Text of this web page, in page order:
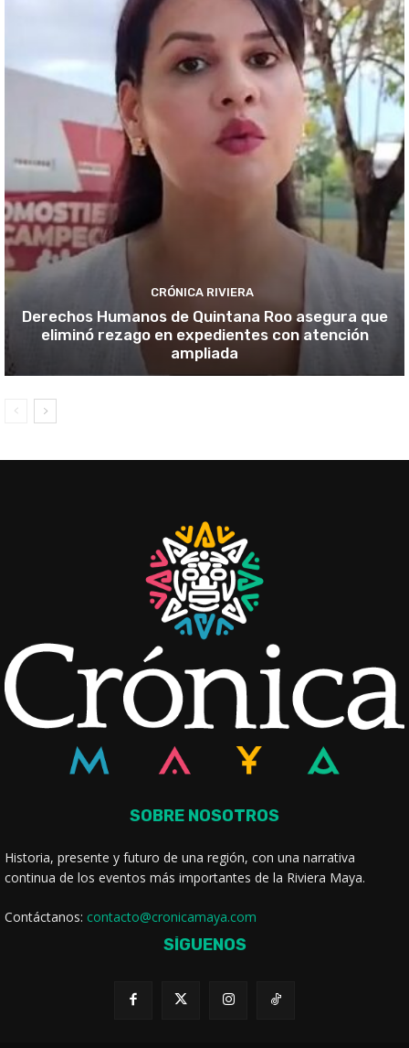
CRÓNICA RIVIERA
Derechos Humanos de Quintana Roo asegura que
eliminó rezago en expedientes con atención
ampliada
SOBRE NOSOTROS
Historia, presente y futuro de una región, con una narrativa
continua de los eventos más importantes de la Riviera Maya.
Contáctanos: contacto@cronicamaya.com
SÍGUENOS